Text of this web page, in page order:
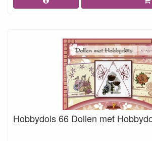
Hobbydols 66 Dollen met